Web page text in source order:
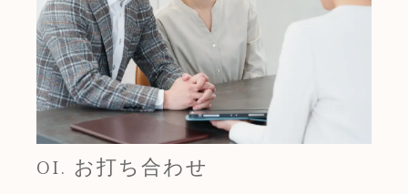
01. お打ち合わせ